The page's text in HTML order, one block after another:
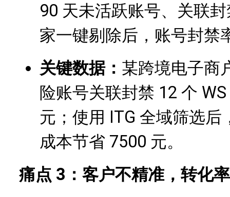
90 天未活跃账号、关联
家一键剔除后，账号封禁
关键数据： 某跨境电子商
险账号关联封禁 12 个
元；使用 ITG 全域筛选
成本节省 7500 元。
痛点 3：客户不精准，转化